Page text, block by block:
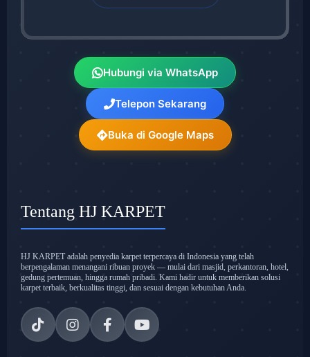
Hubungi via WhatsApp
Telepon Sekarang
Buka di Google Maps
Tentang HJ KARPET
HJ KARPET adalah penyedia karpet terpercaya di Indonesia yang telah
berpengalaman menangani ribuan proyek — mulai dari masjid, perkantoran, hotel,
gedung pertemuan, hingga rumah pribadi. Kami hadir untuk memberikan solusi
karpet terbaik, berkualitas tinggi, dan sesuai dengan kebutuhan Anda.